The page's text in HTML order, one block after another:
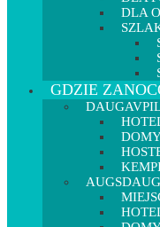
DLA
GDZIE